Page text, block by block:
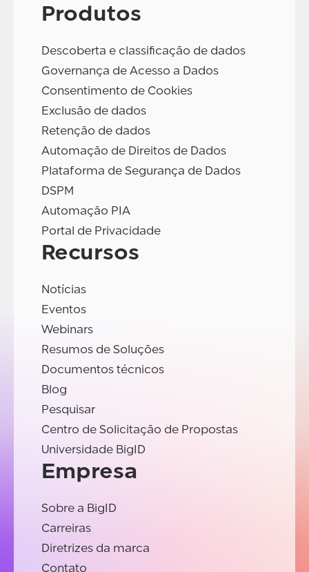
Produtos
Descoberta e classificação de dados
Governança de Acesso a Dados
Consentimento de Cookies
Exclusão de dados
Retenção de dados
Automação de Direitos de Dados
Plataforma de Segurança de Dados
DSPM
Automação PIA
Portal de Privacidade
Recursos
Notícias
Eventos
Webinars
Resumos de Soluções
Documentos técnicos
Blog
Pesquisar
Centro de Solicitação de Propostas
Universidade BigID
Empresa
Sobre a BigID
Carreiras
Diretrizes da marca
Contato